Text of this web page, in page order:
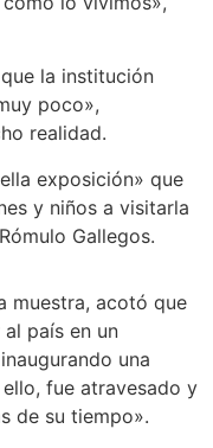
la institución
poco»,
realidad.
exposición» que
y niños a visitarla
Gallegos.
muestra, acotó que
país en un
una
fue atravesado y
de su tiempo».